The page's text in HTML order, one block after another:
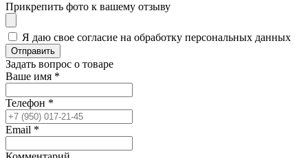
Прикрепить фото к вашему отзыву
Я даю свое согласие на обработку персональных данных
Отправить
Задать вопрос о товаре
Ваше имя *
Телефон *
Email *